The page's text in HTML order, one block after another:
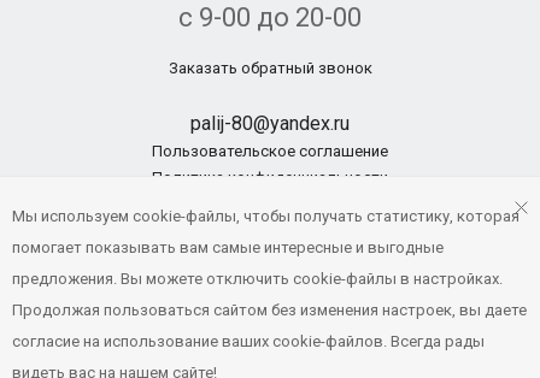
с 9-00 до 20-00
Заказать обратный звонок
palij-80@yandex.ru
Пользовательское соглашение
Политика конфиденциальности
Создание и продвижение сайтов
Напишите нам
Мы используем cookie-файлы, чтобы получать статистику, которая
помогает показывать вам самые интересные и выгодные
предложения. Вы можете отключить cookie-файлы в настройках.
Продолжая пользоваться сайтом без изменения настроек, вы даете
согласие на использование ваших cookie-файлов. Всегда рады
видеть вас на нашем сайте!